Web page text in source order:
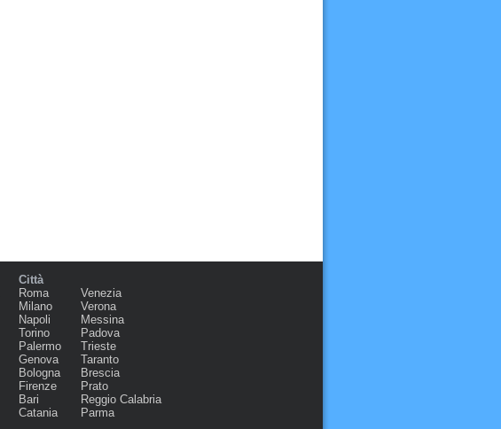
Città
Roma
Milano
Napoli
Torino
Palermo
Genova
Bologna
Firenze
Bari
Catania
Venezia
Verona
Messina
Padova
Trieste
Taranto
Brescia
Prato
Reggio Calabria
Parma